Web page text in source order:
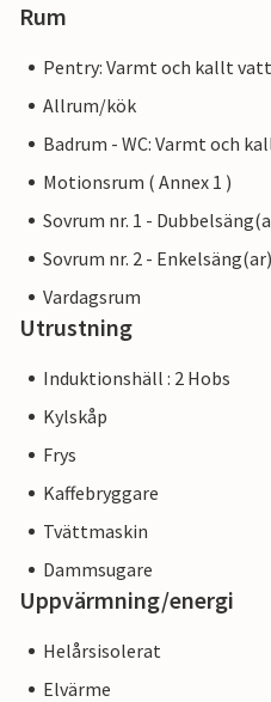
Rum
Pentry: Varmt och kallt
Allrum/kök
Badrum - WC: Varmt och
Motionsrum ( Annex 1 )
Sovrum nr. 1 -
Sovrum nr. 2 -
Vardagsrum
Utrustning
Induktionshäll : 2 Hobs
Kylskåp
Frys
Kaffebryggare
Tvättmaskin
Dammsugare
Uppvärmning/energi
Helårsisolerat
Elvärme